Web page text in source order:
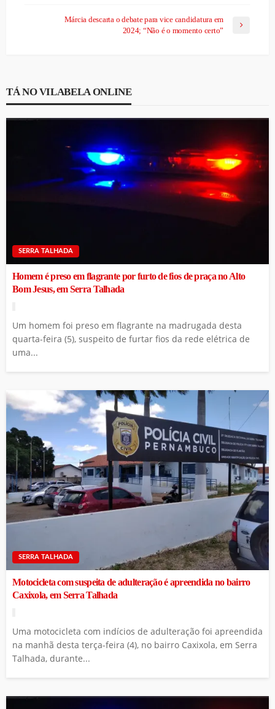
Márcia descarta o debate para vice candidatura em
2024; “Não é o momento certo”
TÁ NO VILABELA ONLINE
SERRA TALHADA
Homem é preso em flagrante por furto de fios de praça no Alto
Bom Jesus, em Serra Talhada
Um homem foi preso em flagrante na madrugada desta
quarta-feira (5), suspeito de furtar fios da rede elétrica de
uma...
SERRA TALHADA
Motocicleta com suspeita de adulteração é apreendida no bairro
Caxixola, em Serra Talhada
Uma motocicleta com indícios de adulteração foi apreendida
na manhã desta terça-feira (4), no bairro Caxixola, em Serra
Talhada, durante...